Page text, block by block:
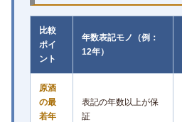
比較
ポイ
ント
年数表記モノ（例：
12年）
原酒
の最
若年
表記の年数以上が保
証